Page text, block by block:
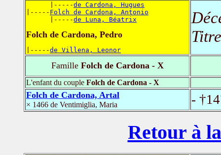
      |-----
de Cardona, Hugues
|----- Folch de Cardona, Antonio
      |-----
de Luna, Béatrix
Folch de Cardona, Pedro
|-----de Villena, Leonor
FamilleFolch de Cardona - X
L'enfant du couple Folch de Cardona - X
Folch de Cardona, Artal
× 1466 de Ventimiglia, Maria -
Retour à